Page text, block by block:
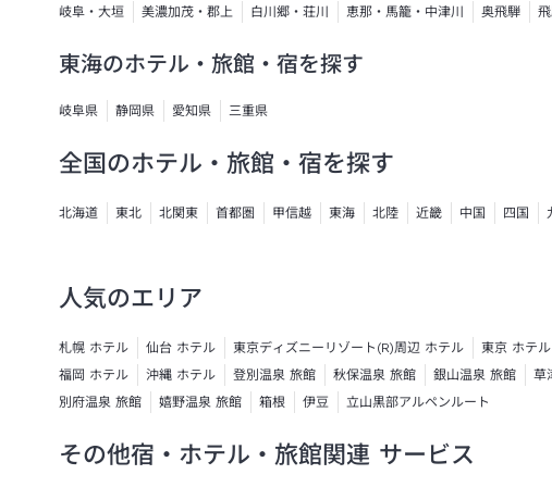
岐阜・大垣 美濃加茂・郡上 白川郷・荘川 恵那・馬籠・中津川 奥飛騨
東海のホテル・旅館・宿を探す
岐阜県 静岡県 愛知県 三重県
全国のホテル・旅館・宿を探す
北海道 東北 北関東 首都圏 甲信越 東海 北陸 近畿 中国 四国
人気のエリア
札幌 ホテル 仙台 ホテル 東京ディズニーリゾート(R)周辺 ホテル 東京 ホテル
福岡 ホテル
沖縄 ホテル 登別温泉 旅館 秋保温泉 旅館 銀山温泉 旅館 草
別府温泉 旅館
嬉野温泉 旅館 箱根 伊豆 立山黒部アルペンルート
その他宿・ホテル・旅館関連 サービス